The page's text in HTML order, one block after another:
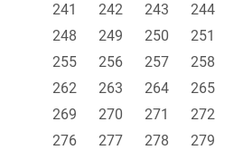
241
242 243 244
248
249 250 251
255
256 257 258
262
263 264 265
269
270 271 272
276
277 278 279